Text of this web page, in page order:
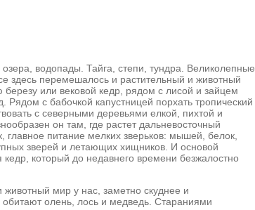
водопады. Тайга, степи, тундра. Великолепные
здесь перемешалось и растительный и животный
или вековой кедр, рядом с лисой и зайцем
с бабочкой капустницей порхать тропический
с северными деревьями елкой, пихтой и
он там, где растет дальневосточный
питание мелких зверьков: мышей, белок,
зверей и летающих хищников. И основой
кедр, который до недавнего времени безжалостно
животный мир у нас, заметно скуднее и
олень, лось и медведь. Стараниями